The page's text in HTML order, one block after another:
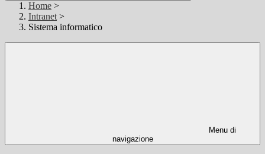
Home >
Intranet >
Sistema informatico
Menu di
navigazione